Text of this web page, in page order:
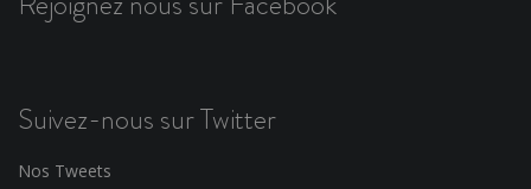
Suivez-nous sur Twitter
Nos Tweets